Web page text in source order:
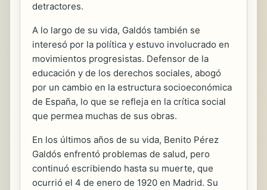
detractores.
A lo largo de su vida, Galdós también se
interesó por la política y estuvo involucrado en
movimientos progresistas. Defensor de la
educación y de los derechos sociales, abogó
por un cambio en la estructura socioeconómica
de España, lo que se refleja en la crítica social
que permea muchas de sus obras.
En los últimos años de su vida, Benito Pérez
Galdós enfrentó problemas de salud, pero
continuó escribiendo hasta su muerte, que
ocurrió el 4 de enero de 1920 en Madrid. Su